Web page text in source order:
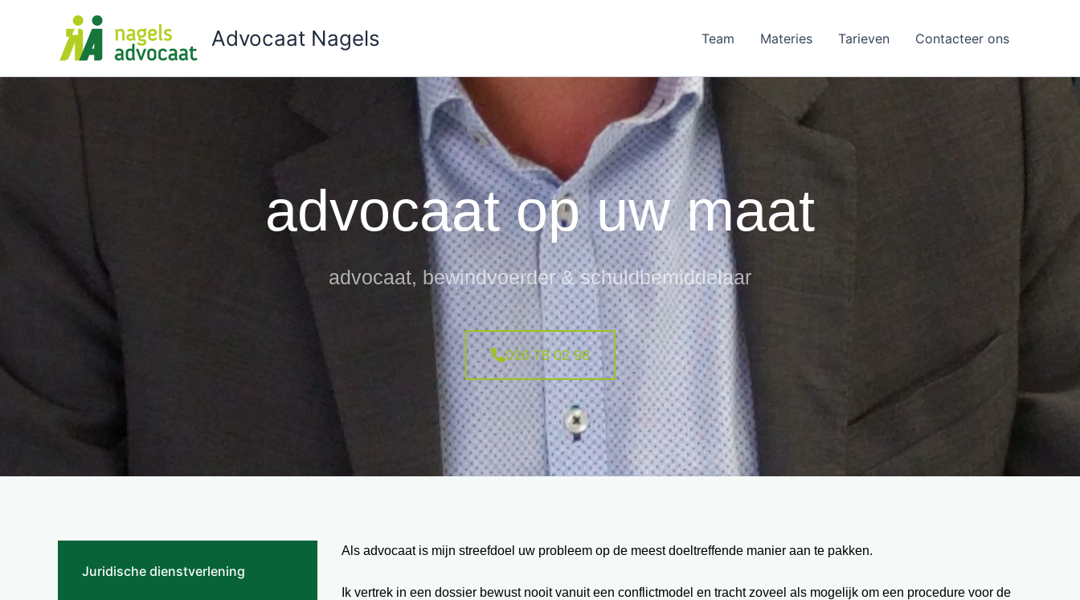
inhoud
Advocaat Nagels Team Materies Tarieven Contacteer ons
advocaat op uw maat
advocaat, bewindvoerder & schuldbemiddelaar
016 78 02 98
Juridische dienstverlening
Als advocaat is mijn streefdoel uw probleem op de meest doeltreffende manier aan te pakken.
Ik vertrek in een dossier bewust nooit vanuit een conflictmodel en tracht zoveel als mogelijk om een procedure voor de